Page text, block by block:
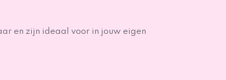
en zijn ideaal voor in jouw eigen